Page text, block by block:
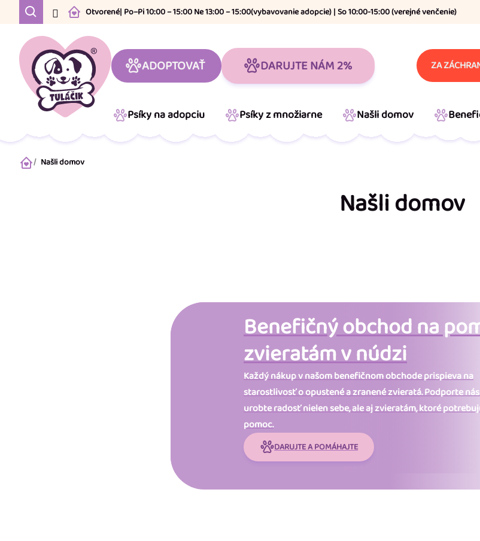
Otvorené| Po–Pi 10:00 – 15:00 Ne 13:00 – 15:00(vybavovanie adopcie) | So 10:00-15:00 (verejné venčenie)
ADOPTOVAŤ DARUJTE NÁM 2% ZA
Psíky na adopciu Psíky z množiarne Našli domov
DomovNašli domov
Našli domov
Benefičný obchod na
zvieratám v núdzi
Každý nákup v našom benefičnom obchode prispieva na
starostlivosť o opustené a zranené zvieratá. Podporte
urobte radosť nielen sebe, ale aj zvieratám, ktoré
pomoc.
DARUJTE A POMÁHAJTE